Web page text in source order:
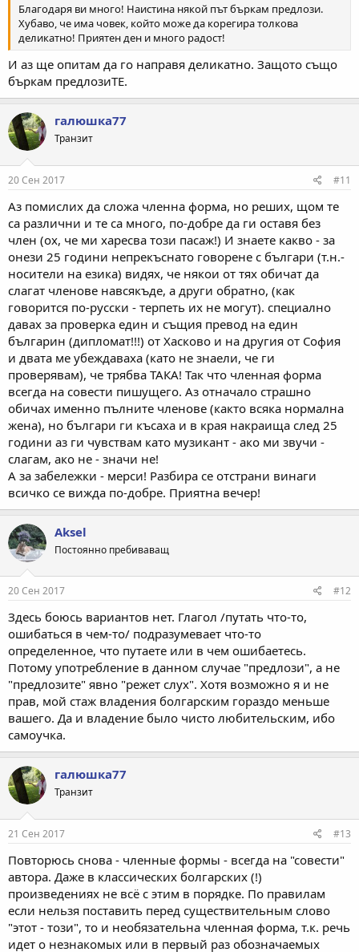
Благодаря ви много! Наистина някой път бъркам предлози.
Хубаво, че има човек, който може да корегира толкова
деликатно! Приятен ден и много радост!
И аз ще опитам да го направя деликатно. Защото също
бъркам предлозиТЕ.
галюшка77
Транзит
20 Сен 2017 #11
Аз помислих да сложа членна форма, но реших, щом те
са различни и те са много, по-добре да ги оставя без
член (ох, че ми харесва този пасаж!) И знаете какво - за
онези 25 години непрекъснато говорене с българи (т.н.-
носители на езика) видях, че някои от тях обичат да
слагат членове навсякъде, а други обратно, (как
говорится по-русски - терпеть их не могут). специално
давах за проверка един и същия превод на един
българин (дипломат!!!) от Хасково и на другия от София
и двата ме убеждаваха (като не знаели, че ги
проверявам), че трябва ТАКА! Так что членная форма
всегда на совести пишущего. Аз отначало страшно
обичах именно пълните членове (както всяка нормална
жена), но българи ги късаха и в края накраища след 25
години аз ги чувствам като музикант - ако ми звучи -
слагам, ако не - значи не!
А за забележки - мерси! Разбира се отстрани винаги
всичко се вижда по-добре. Приятна вечер!
Aksel
Постоянно пребиваващ
20 Сен 2017 #12
Здесь боюсь вариантов нет. Глагол /путать что-то,
ошибаться в чем-то/ подразумевает что-то
определенное, что путаете или в чем ошибаетесь.
Потому употребление в данном случае "предлози", а не
"предлозите" явно "режет слух". Хотя возможно я и не
прав, мой стаж владения болгарским гораздо меньше
вашего. Да и владение было чисто любительским, ибо
самоучка.
галюшка77
Транзит
21 Сен 2017 #13
Повторюсь снова - членные формы - всегда на "совести"
автора. Даже в классических болгарских (!)
произведениях не всё с этим в порядке. По правилам
если нельзя поставить перед существительным слово
"этот - този", то и необязательна членная форма, т.к. речь
идет о незнакомых или в первый раз обозначаемых